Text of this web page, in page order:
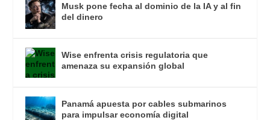
Musk pone fecha al dominio de la IA y al fin
del dinero
Wise enfrenta crisis regulatoria que
amenaza su expansión global
Panamá apuesta por cables submarinos
para impulsar economía digital